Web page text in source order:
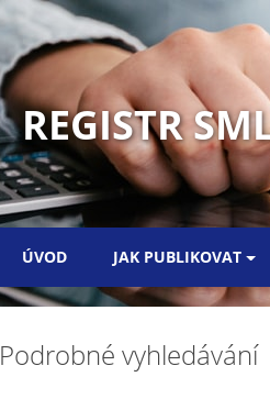
REGISTR
ÚVOD JAK PUBLIKOVAT
Podrobné vyhledávání